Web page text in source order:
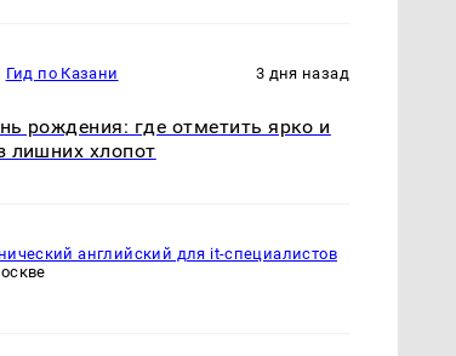
Гид по Казани 3 дня назад
рождения: где отметить ярко и
лишних хлопот
английский для it-специалистов